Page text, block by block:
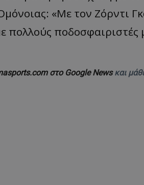
«Με τον Ζόρντι
πολλούς ποδοσφαιριστές
στο Google Newsκαι